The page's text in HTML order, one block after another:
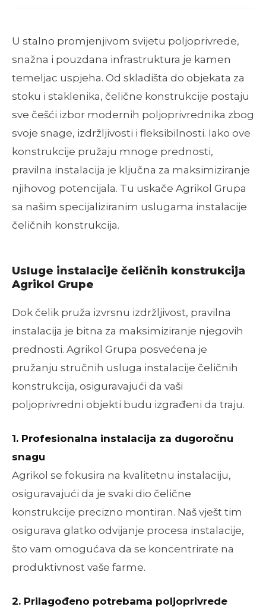
U stalno promjenjivom svijetu poljoprivrede,
snažna i pouzdana infrastruktura je kamen
temeljac uspjeha. Od skladišta do objekata za
stoku i staklenika, čelične konstrukcije postaju
sve češći izbor modernih poljoprivrednika zbog
svoje snage, izdržljivosti i fleksibilnosti. Iako ove
konstrukcije pružaju mnoge prednosti,
pravilna instalacija je ključna za maksimiziranje
njihovog potencijala. Tu uskače Agrikol Grupa
sa našim specijaliziranim uslugama instalacije
čeličnih konstrukcija.
Usluge instalacije čeličnih konstrukcija
Agrikol Grupe
Dok čelik pruža izvrsnu izdržljivost, pravilna
instalacija je bitna za maksimiziranje njegovih
prednosti. Agrikol Grupa posvećena je
pružanju stručnih usluga instalacije čeličnih
konstrukcija, osiguravajući da vaši
poljoprivredni objekti budu izgrađeni da traju.
1. Profesionalna instalacija za dugoročnu
snagu
Agrikol se fokusira na kvalitetnu instalaciju,
osiguravajući da je svaki dio čelične
konstrukcije precizno montiran. Naš vješt tim
osigurava glatko odvijanje procesa instalacije,
što vam omogućava da se koncentrirate na
produktivnost vaše farme.
2. Prilagođeno potrebama poljoprivrede